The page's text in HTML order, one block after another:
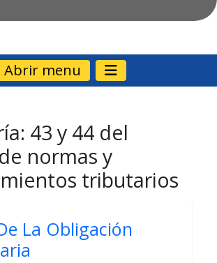
Abrir menu
43 y 44 del
normas y
tributarios
La Obligación